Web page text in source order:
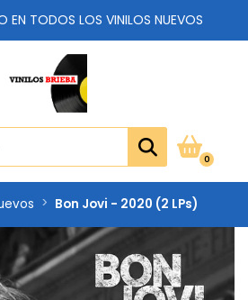
EN TODOS LOS VINILOS NUEVOS
0
Bon Jovi - 2020 (2 LPs)